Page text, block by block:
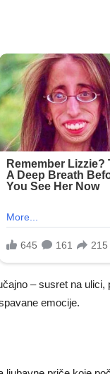
– susret na
emocije.